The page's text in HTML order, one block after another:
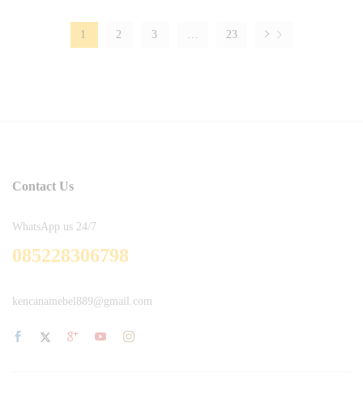
1 2 3 … 23
Contact Us
WhatsApp us 24/7
085228306798
kencanamebel889@gmail.com